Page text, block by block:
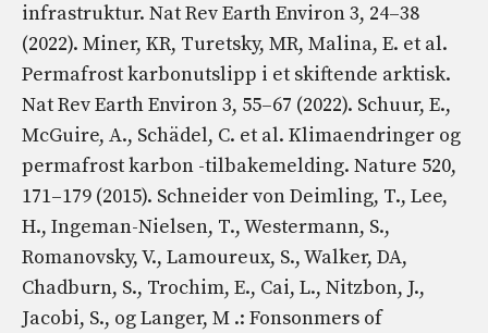
infrastruktur. Nat Rev Earth Environ 3, 24–38
(2022). Miner, KR, Turetsky, MR, Malina, E. et al.
Permafrost karbonutslipp i et skiftende arktisk.
Nat Rev Earth Environ 3, 55–67 (2022). Schuur, E.,
McGuire, A., Schädel, C. et al. Klimaendringer og
permafrost karbon -tilbakemelding. Nature 520,
171–179 (2015). Schneider von Deimling, T., Lee,
H., Ingeman-Nielsen, T., Westermann, S.,
Romanovsky, V., Lamoureux, S., Walker, DA,
Chadburn, S., Trochim, E., Cai, L., Nitzbon, J.,
Jacobi, S., og Langer, M .: Fonsonmers of